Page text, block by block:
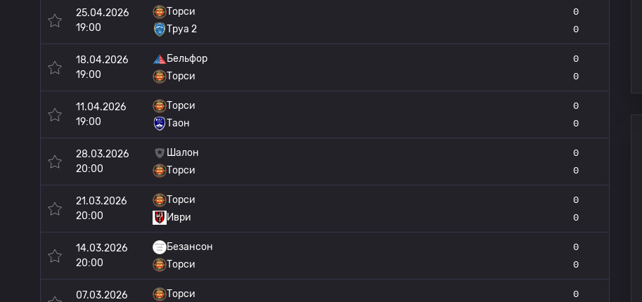
25.04.2026
19:00
Торси
Труа 2
0
0
18.04.2026
19:00
Бельфор
Торси
0
0
11.04.2026
19:00
Торси
Таон
0
0
28.03.2026
20:00
Шалон
Торси
0
0
21.03.2026
20:00
Торси
Иври
0
0
14.03.2026
20:00
Безансон
Торси
0
0
07.03.2026
Торси
0